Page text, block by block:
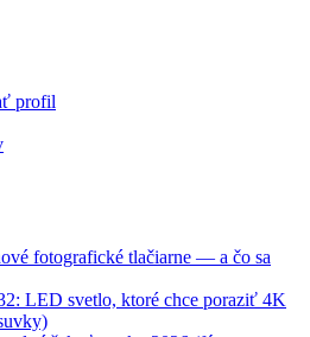
profil
fotografické tlačiarne — a čo sa
LED svetlo, ktoré chce poraziť 4K